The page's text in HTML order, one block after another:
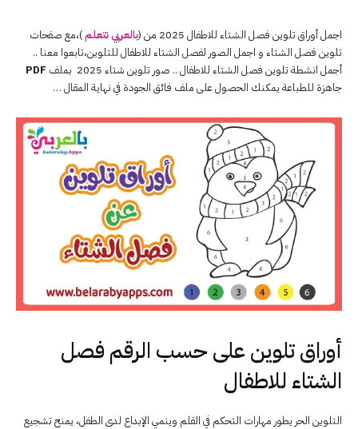
اجمل أوراق تلوين فصل الشتاء للاطفال 2025 من ( بالعربي نتعلم)،مع صفحات
تلوين فصل الشتاء و اجمل الصور لفصل الشتاء للاطفال للتلوين،تابعوا معنا ..
أجمل انشطة تلوين فصل الشتاء للاطفال .. صور تلوين شتاء 2025 بملف
PDF
جاهزة للطباعة يمكنك الحصول على ملف فائق الجودة في نهاية المقال …
أوراق تلوين على حسب الرقم فصل
الشتاء للاطفال
التلوين الحر يطور مهارات التحكم في القلم وينمي الإبداع لدى الطفل، يمنح تشجيع